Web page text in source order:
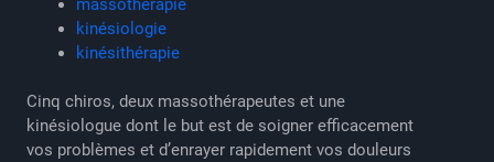
massothérapie
kinésiologie
kinésithérapie
Cinq chiros, deux massothérapeutes et une
kinésiologue dont le but est de soigner efficacement
vos problèmes et d’enrayer rapidement vos douleurs